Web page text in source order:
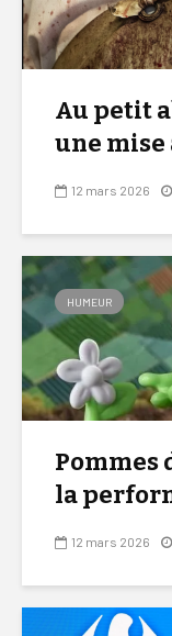
Au petit
une mise
12 mars 2026
HUMEUR
Pommes
la
12 mars 2026